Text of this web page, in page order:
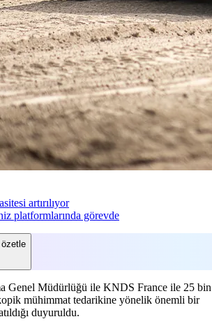
artırılıyor
platformlarında görevde
Genel Müdürlüğü ile KNDS France ile 25 bin
mühimmat tedarikine yönelik önemli bir
duyuruldu.